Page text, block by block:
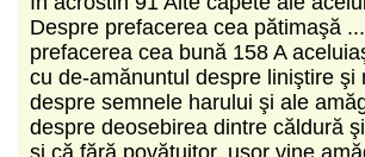
Despre prefacerea cea pătimaşă
prefacerea cea bună 158 A
cu de-amănuntul despre liniştire şi
despre semnele harului şi ale
despre deosebirea dintre căldură
şi că fără povăţuitor, uşor vine